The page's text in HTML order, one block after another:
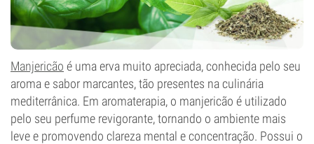
Manjericão é uma erva muito apreciada, conhecida pelo seu
aroma e sabor marcantes, tão presentes na culinária
mediterrânica. Em aromaterapia, o manjericão é utilizado
pelo seu perfume revigorante, tornando o ambiente mais
leve e promovendo clareza mental e concentração. Possui o